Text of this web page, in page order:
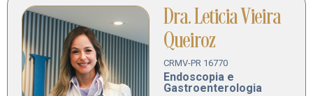
Dra. Leticia Vieira
Queiroz
CRMV-PR 16770
Endoscopia e
Gastroenterologia